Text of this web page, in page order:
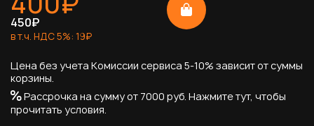
450₽
в т.ч. НДС5%: 19₽
Цена без учета Комиссии сервиса 5-10% зависит от суммы
корзины.
Рассрочка на сумму от 7000 руб. Нажмите тут, чтобы
прочитать условия.